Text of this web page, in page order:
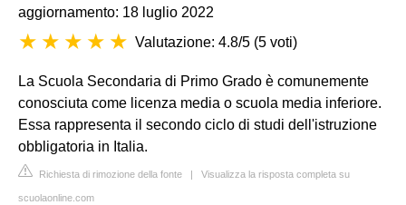
aggiornamento: 18 luglio 2022
Valutazione: 4.8/5 (5 voti)
La Scuola Secondaria di Primo Grado è comunemente
conosciuta come licenza media o scuola media inferiore.
Essa rappresenta il secondo ciclo di studi dell'istruzione
obbligatoria in Italia.
Richiesta di rimozione della fonte | Visualizza la risposta completa su
scuolaonline.com